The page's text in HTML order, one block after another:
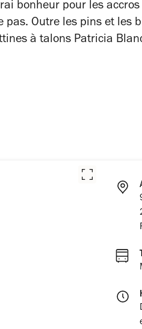
bonheur pour les
pas. Outre les pins et les
à talons Patricia